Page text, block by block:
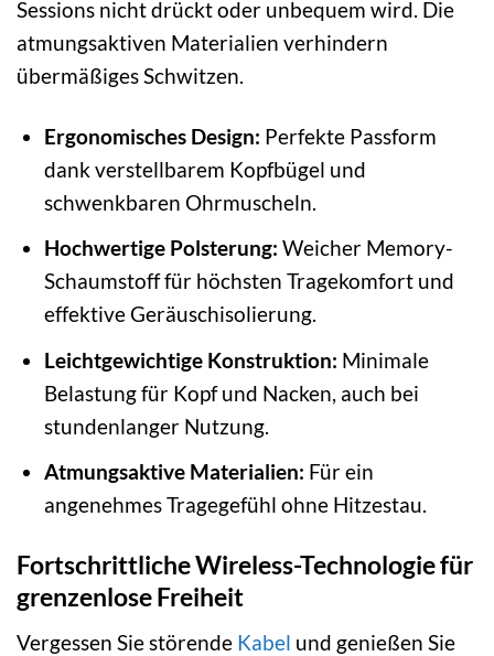
Sessions nicht drückt oder unbequem wird. Die
atmungsaktiven Materialien verhindern
übermäßiges Schwitzen.
Ergonomisches Design: Perfekte Passform
dank verstellbarem Kopfbügel und
schwenkbaren Ohrmuscheln.
Hochwertige Polsterung: Weicher Memory-
Schaumstoff für höchsten Tragekomfort und
effektive Geräuschisolierung.
Leichtgewichtige Konstruktion: Minimale
Belastung für Kopf und Nacken, auch bei
stundenlanger Nutzung.
Atmungsaktive Materialien: Für ein
angenehmes Tragegefühl ohne Hitzestau.
Fortschrittliche Wireless-Technologie für
grenzenlose Freiheit
Vergessen Sie störende Kabel und genießen Sie